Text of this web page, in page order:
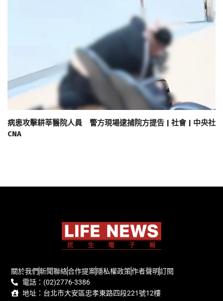
病患攻擊耕莘醫院人員 警方現場逮捕院方提告 | 社會 | 中央社
CNA
關於我們新聞聯絡合作提案隱私權政策作者聲明訂閱
電話：(02)2776-3386
地址：台北市大安區忠孝東路四段221號12樓